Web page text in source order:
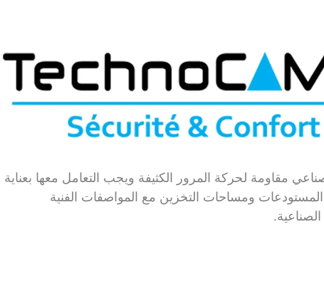
مقاومة لحركة المرور الكثيفة ويجب التعامل معها بعناية
ومساحات التخزين مع المواصفات الفنية